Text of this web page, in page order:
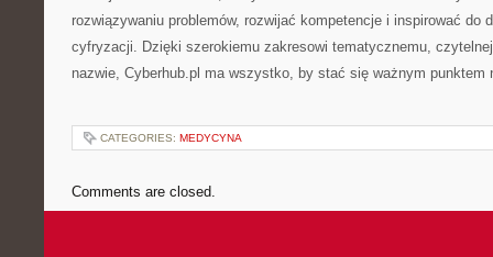
rozwiązywaniu problemów, rozwijać kompetencje i inspirować do
cyfryzacji. Dzięki szerokiemu zakresowi tematycznemu,
nazwie, Cyberhub.pl ma wszystko, by stać się ważnym punktem
CATEGORIES: MEDYCYNA
Comments are closed.